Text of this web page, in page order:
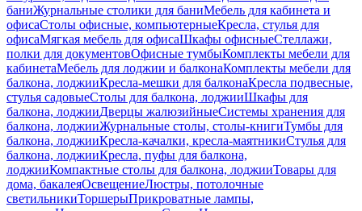
баниЖурнальные столики для баниМебель для кабинета и
офисаСтолы офисные, компьютерныеКресла, стулья для
офисаМягкая мебель для офисаШкафы офисныеСтеллажи,
полки для документовОфисные тумбыКомплекты мебели для
кабинетаМебель для лоджии и балконаКомплекты мебели для
балкона, лоджииКресла-мешки для балконаКресла подвесные,
стулья садовыеСтолы для балкона, лоджииШкафы для
балкона, лоджииДверцы жалюзийныеСистемы хранения для
балкона, лоджииЖурнальные столы, столы-книгиТумбы для
балкона, лоджииКресла-качалки, кресла-маятникиСтулья для
балкона, лоджииКресла, пуфы для балкона,
лоджииКомпактные столы для балкона, лоджииТовары для
дома, бакалеяОсвещениеЛюстры, потолочные
светильникиТоршерыПрикроватные лампы,